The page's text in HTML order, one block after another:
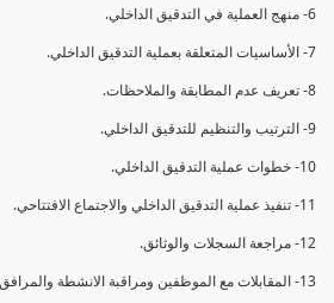
6- منهج العملية في التدقيق الداخلي.
7- الأساسيات المتعلقة بعملية التدقيق الداخلي.
8- تعريف عدم المطابقة والملاحظات.
9- الترتيب والتنظيم للتدقيق الداخلي.
10- خطوات عملية التدقيق الداخلي.
11- تنفيذ عملية التدقيق الداخلي والاجتماع الافتتاحي.
12- مراجعة السجلات والوثائق.
13- المقابلات مع الموظفين ومراقبة الانشطة والمرافق.